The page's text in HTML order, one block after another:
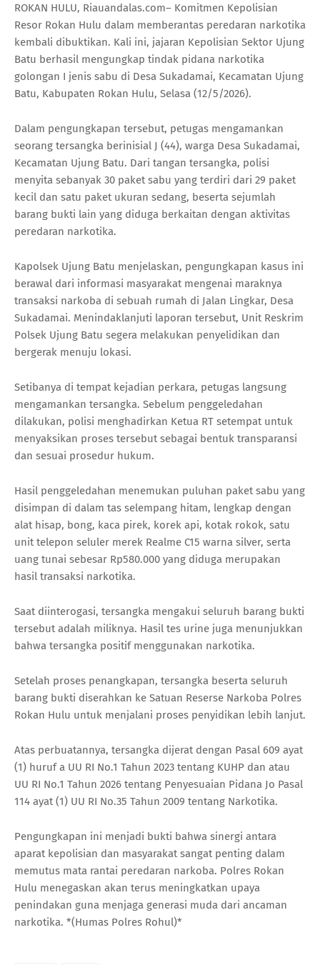
ROKAN HULU, Riauandalas.com– Komitmen Kepolisian
Resor Rokan Hulu dalam memberantas peredaran narkotika
kembali dibuktikan. Kali ini, jajaran Kepolisian Sektor Ujung
Batu berhasil mengungkap tindak pidana narkotika
golongan I jenis sabu di Desa Sukadamai, Kecamatan Ujung
Batu, Kabupaten Rokan Hulu, Selasa (12/5/2026).
Dalam pengungkapan tersebut, petugas mengamankan
seorang tersangka berinisial J (44), warga Desa Sukadamai,
Kecamatan Ujung Batu. Dari tangan tersangka, polisi
menyita sebanyak 30 paket sabu yang terdiri dari 29 paket
kecil dan satu paket ukuran sedang, beserta sejumlah
barang bukti lain yang diduga berkaitan dengan aktivitas
peredaran narkotika.
Kapolsek Ujung Batu menjelaskan, pengungkapan kasus ini
berawal dari informasi masyarakat mengenai maraknya
transaksi narkoba di sebuah rumah di Jalan Lingkar, Desa
Sukadamai. Menindaklanjuti laporan tersebut, Unit Reskrim
Polsek Ujung Batu segera melakukan penyelidikan dan
bergerak menuju lokasi.
Setibanya di tempat kejadian perkara, petugas langsung
mengamankan tersangka. Sebelum penggeledahan
dilakukan, polisi menghadirkan Ketua RT setempat untuk
menyaksikan proses tersebut sebagai bentuk transparansi
dan sesuai prosedur hukum.
Hasil penggeledahan menemukan puluhan paket sabu yang
disimpan di dalam tas selempang hitam, lengkap dengan
alat hisap, bong, kaca pirek, korek api, kotak rokok, satu
unit telepon seluler merek Realme C15 warna silver, serta
uang tunai sebesar Rp580.000 yang diduga merupakan
hasil transaksi narkotika.
Saat diinterogasi, tersangka mengakui seluruh barang bukti
tersebut adalah miliknya. Hasil tes urine juga menunjukkan
bahwa tersangka positif menggunakan narkotika.
Setelah proses penangkapan, tersangka beserta seluruh
barang bukti diserahkan ke Satuan Reserse Narkoba Polres
Rokan Hulu untuk menjalani proses penyidikan lebih lanjut.
Atas perbuatannya, tersangka dijerat dengan Pasal 609 ayat
(1) huruf a UU RI No.1 Tahun 2023 tentang KUHP dan atau
UU RI No.1 Tahun 2026 tentang Penyesuaian Pidana Jo Pasal
114 ayat (1) UU RI No.35 Tahun 2009 tentang Narkotika.
Pengungkapan ini menjadi bukti bahwa sinergi antara
aparat kepolisian dan masyarakat sangat penting dalam
memutus mata rantai peredaran narkoba. Polres Rokan
Hulu menegaskan akan terus meningkatkan upaya
penindakan guna menjaga generasi muda dari ancaman
narkotika. *(Humas Polres Rohul)*